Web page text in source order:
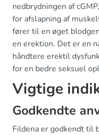
nedbrydningen af
for afslapning af
fører til en øget
en erektion. Det er en
håndtere erektil
for en bedre seksuel
Vigtige
Godkendte
Fildena er godkendt til